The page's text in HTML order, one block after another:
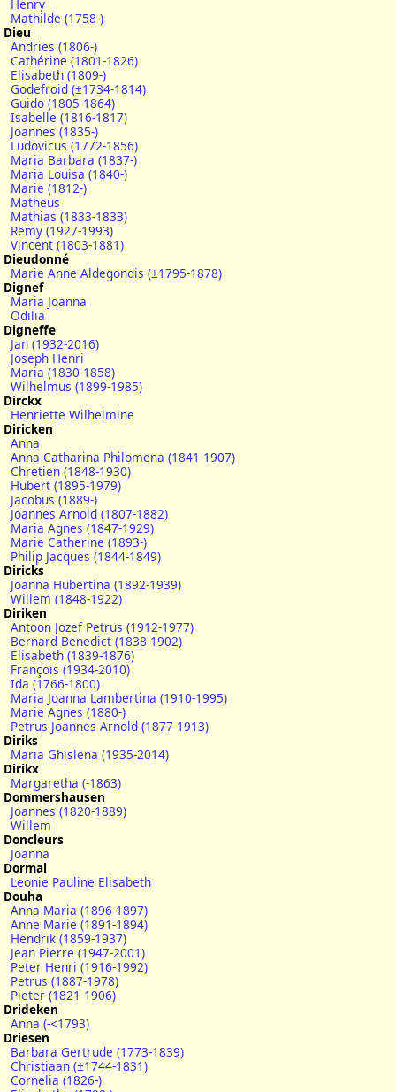
Henry
Mathilde (1758-)
Dieu
Andries (1806-)
Cathérine (1801-1826)
Elisabeth (1809-)
Godefroid (±1734-1814)
Guido (1805-1864)
Isabelle (1816-1817)
Joannes (1835-)
Ludovicus (1772-1856)
Maria Barbara (1837-)
Maria Louisa (1840-)
Marie (1812-)
Matheus
Mathias (1833-1833)
Remy (1927-1993)
Vincent (1803-1881)
Dieudonné
Marie Anne Aldegondis (±1795-1878)
Dignef
Maria Joanna
Odilia
Digneffe
Jan (1932-2016)
Joseph Henri
Maria (1830-1858)
Wilhelmus (1899-1985)
Dirckx
Henriette Wilhelmine
Diricken
Anna
Anna Catharina Philomena (1841-1907)
Chretien (1848-1930)
Hubert (1895-1979)
Jacobus (1889-)
Joannes Arnold (1807-1882)
Maria Agnes (1847-1929)
Marie Catherine (1893-)
Philip Jacques (1844-1849)
Diricks
Joanna Hubertina (1892-1939)
Willem (1848-1922)
Diriken
Antoon Jozef Petrus (1912-1977)
Bernard Benedict (1838-1902)
Elisabeth (1839-1876)
François (1934-2010)
Ida (1766-1800)
Maria Joanna Lambertina (1910-1995)
Marie Agnes (1880-)
Petrus Joannes Arnold (1877-1913)
Diriks
Maria Ghislena (1935-2014)
Dirikx
Margaretha (-1863)
Dommershausen
Joannes (1820-1889)
Willem
Doncleurs
Joanna
Dormal
Leonie Pauline Elisabeth
Douha
Anna Maria (1896-1897)
Anne Marie (1891-1894)
Hendrik (1859-1937)
Jean Pierre (1947-2001)
Peter Henri (1916-1992)
Petrus (1887-1978)
Pieter (1821-1906)
Drideken
Anna (-<1793)
Driesen
Barbara Gertrude (1773-1839)
Christiaan (±1744-1831)
Cornelia (1826-)